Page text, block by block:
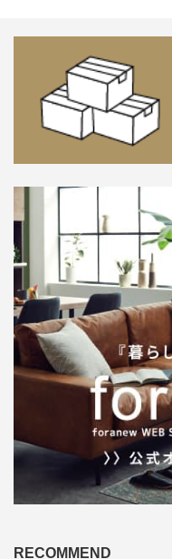
RECOMMEND